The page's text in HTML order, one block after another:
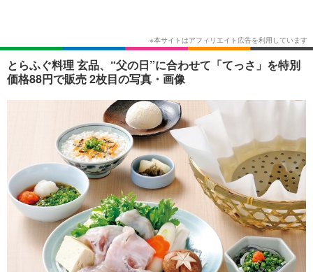
ショッピング その他
とらふぐ料理 玄品、“父の日”に合わせて「てっさ」を特別
価格88円で販売 2枚目の写真・画像